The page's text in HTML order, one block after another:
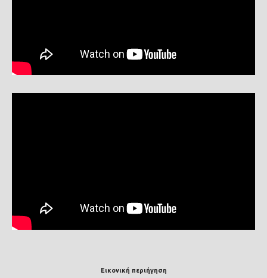
Εικονική περιήγηση